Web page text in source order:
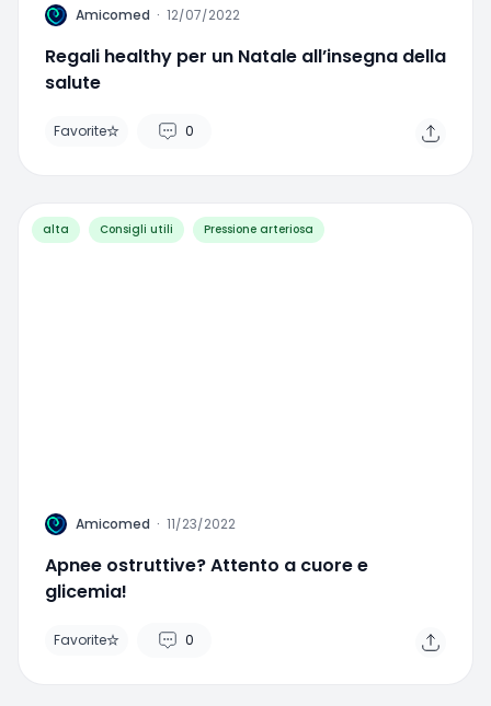
A Amicomed · 12/07/2022
Regali healthy per un Natale all’insegna della
salute
Favorite 0
alta Consigli utili Pressione arteriosa
A Amicomed · 11/23/2022
Apnee ostruttive? Attento a cuore e
glicemia!
Favorite 0